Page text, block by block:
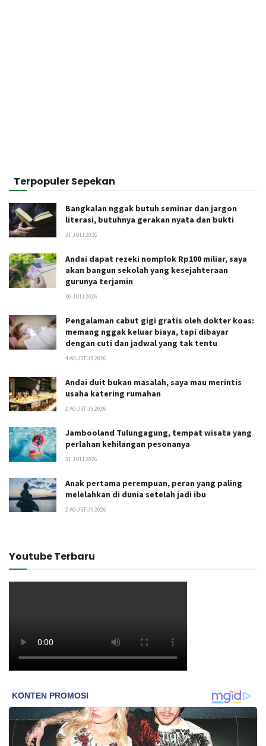
Terpopuler Sepekan
Bangkalan nggak butuh seminar dan jargon
literasi, butuhnya gerakan nyata dan bukti
31 JULI 2026
Andai dapat rezeki nomplok Rp100 miliar, saya
akan bangun sekolah yang kesejahteraan
gurunya terjamin
30 JULI 2026
Pengalaman cabut gigi gratis oleh dokter koas:
memang nggak keluar biaya, tapi dibayar
dengan cuti dan jadwal yang tak tentu
4 AGUSTUS 2026
Andai duit bukan masalah, saya mau merintis
usaha katering rumahan
2 AGUSTUS 2026
Jambooland Tulungagung, tempat wisata yang
perlahan kehilangan pesonanya
31 JULI 2026
Anak pertama perempuan, peran yang paling
melelahkan di dunia setelah jadi ibu
2 AGUSTUS 2026
Youtube Terbaru